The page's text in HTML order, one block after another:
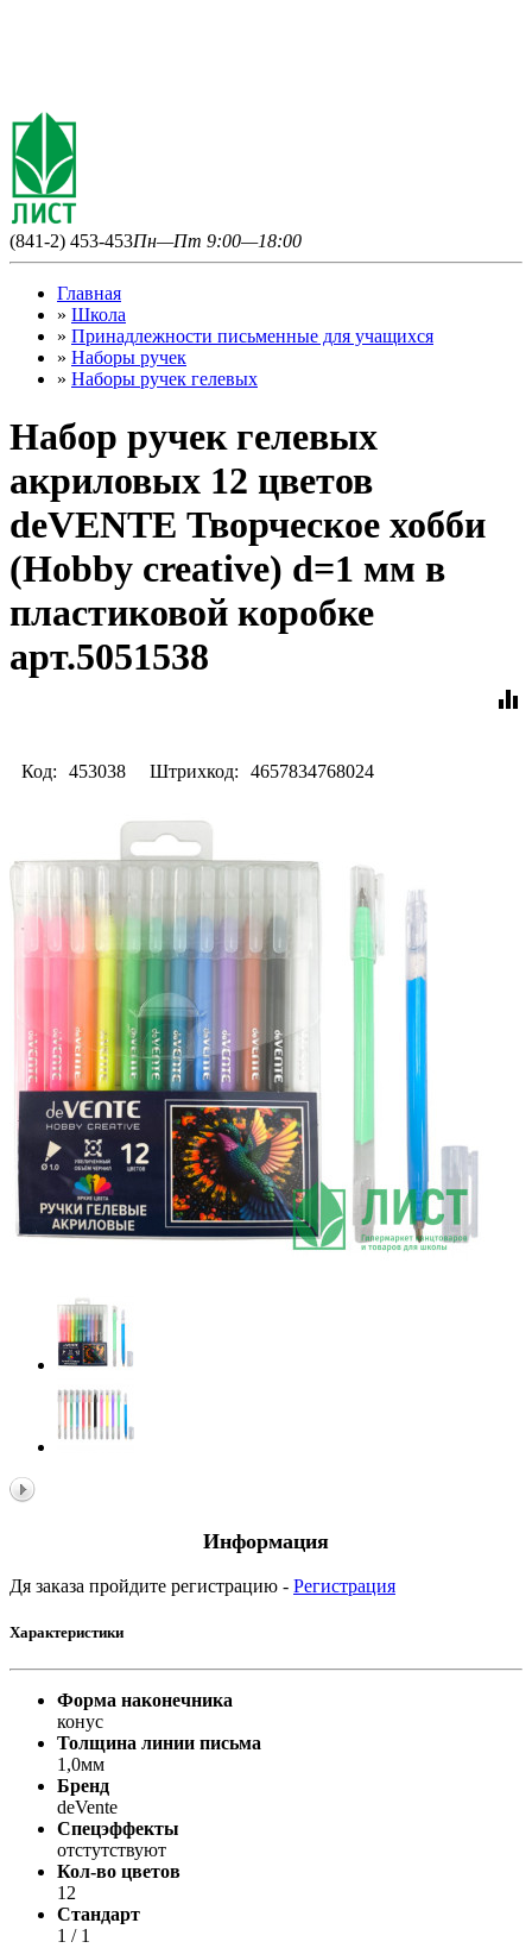
(841-2) 453-453Пн—Пт 9:00—18:00
Главная
» Школа
» Принадлежности письменные для учащихся
» Наборы ручек
» Наборы ручек гелевых
Набор ручек гелевых
акриловых 12 цветов
deVENTE Творческое хобби
(Hobby creative) d=1 мм в
пластиковой коробке
арт.5051538
equalizer
Код: 453038 Штрихкод: 4657834768024
Информация
Дя заказа пройдите регистрацию - Регистрация
Характеристики
Форма наконечника
конус
Толщина линии письма
1,0мм
Бренд
deVente
Спецэффекты
отстутствуют
Кол-во цветов
12
Стандарт
1 / 1